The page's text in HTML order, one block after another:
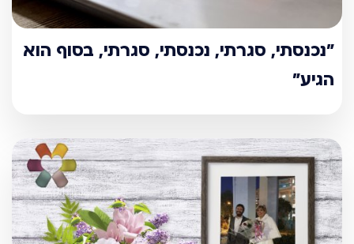
"נכנסתי, סגרתי, נכנסתי, סגרתי, בסוף הוא
הגיע"